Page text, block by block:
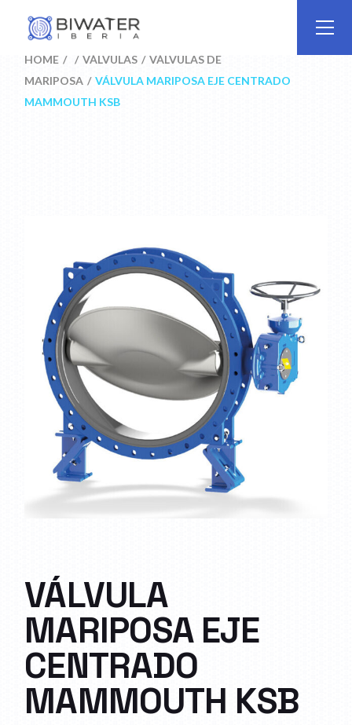
content
HOME VÁLVULAS
VÁLVULAS DE
MARIPOSA
VÁLVULA MARIPOSA EJE CENTRADO
MAMMOUTH KSB
VÁLVULA
MARIPOSA EJE
CENTRADO
MAMMOUTH KSB